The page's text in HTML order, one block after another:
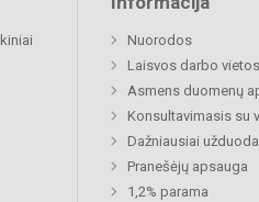
Nuorodos
Laisvos darbo vietos
Asmens duomenų
Konsultavimasis su
Dažniausiai
Pranešėjų apsauga
1,2% parama